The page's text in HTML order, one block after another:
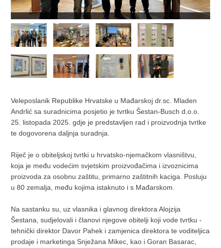
Veleposlanik Republike Hrvatske u Mađarskoj dr.sc. Mladen
Andrlić sa suradnicima posjetio je tvrtku Šestan-Busch d.o.o.
25. listopada 2025. gdje je predstavljen rad i proizvodnja tvrtke
te dogovorena daljnja suradnja.
Riječ je o obiteljskoj tvrtki u hrvatsko-njemačkom vlasništvu,
koja je među vodećim svjetskim proizvođačima i izvoznicima
proizvoda za osobnu zaštitu, primarno zaštitnih kaciga. Posluju
u 80 zemalja, među kojima istaknuto i s Mađarskom.
Na sastanku su, uz vlasnika i glavnog direktora Alojzija
Šestana, sudjelovali i članovi njegove obitelji koji vode tvrtku -
tehnički direktor Davor Pahek i zamjenica direktora te voditeljica
prodaje i marketinga Snježana Mikec, kao i Goran Basarac,